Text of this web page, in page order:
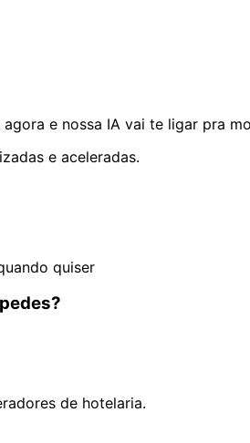
e nossa IA vai te ligar pra
e aceleradas.
quiser
de hotelaria.